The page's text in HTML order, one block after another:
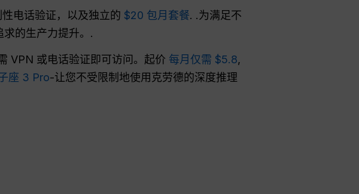
性电话验证，以及独立的 $20 包月套餐. .为满足不
的生产力提升。.
VPN 或电话验证即可访问。起价 每月仅需 $5.8,
座 3 Pro-让您不受限制地使用克劳德的深度推理